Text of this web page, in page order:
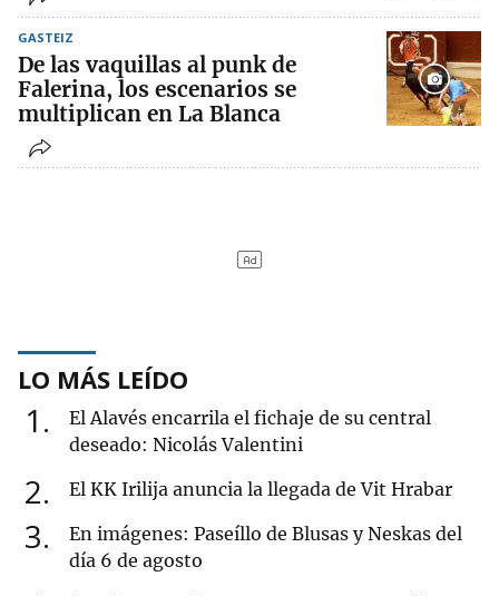
GASTEIZ
De las vaquillas al punk de
Falerina, los escenarios se
multiplican en La Blanca
LO MÁS LEÍDO
1
El Alavés encarrila el fichaje de su central
deseado: Nicolás Valentini
2 El KK Irilija anuncia la llegada de Vit Hrabar
3
En imágenes: Paseíllo de Blusas y Neskas del
día 6 de agosto